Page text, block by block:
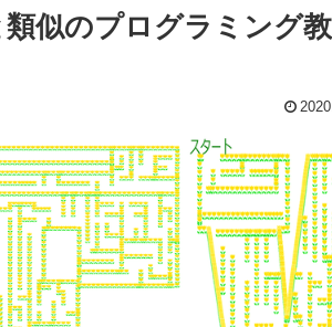
似のプログラミング